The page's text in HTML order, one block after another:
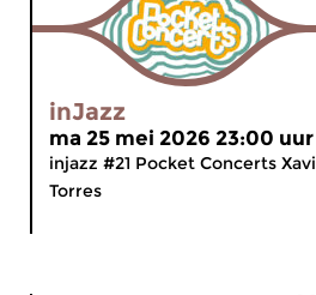
inJazz
ma 25 mei 2026 23:00 uur
injazz #21 Pocket Concerts Xavi
Torres